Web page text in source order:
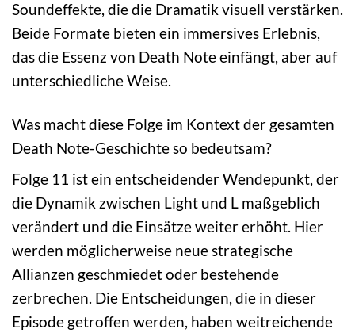
Soundeffekte, die die Dramatik visuell verstärken.
Beide Formate bieten ein immersives Erlebnis,
das die Essenz von Death Note einfängt, aber auf
unterschiedliche Weise.
Was macht diese Folge im Kontext der gesamten
Death Note-Geschichte so bedeutsam?
Folge 11 ist ein entscheidender Wendepunkt, der
die Dynamik zwischen Light und L maßgeblich
verändert und die Einsätze weiter erhöht. Hier
werden möglicherweise neue strategische
Allianzen geschmiedet oder bestehende
zerbrechen. Die Entscheidungen, die in dieser
Episode getroffen werden, haben weitreichende